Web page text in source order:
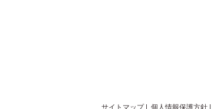
サイトマップ| 個人情報保護方針